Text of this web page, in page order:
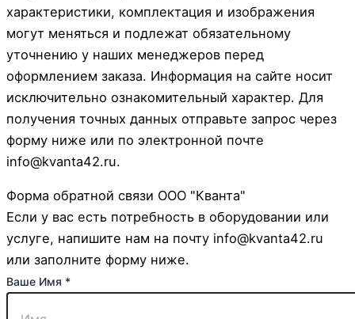
характеристики, комплектация и изображения
могут меняться и подлежат обязательному
уточнению у наших менеджеров перед
оформлением заказа. Информация на сайте носит
исключительно ознакомительный характер. Для
получения точных данных отправьте запрос через
форму ниже или по электронной почте
info@kvanta42.ru.
Форма обратной связи ООО "Кванта"
Если у вас есть потребность в оборудовании или
услуге, напишите нам на почту info@kvanta42.ru
или заполните форму ниже.
Ваше Имя *